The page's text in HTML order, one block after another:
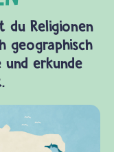
du Religionen
geographisch
erkunde